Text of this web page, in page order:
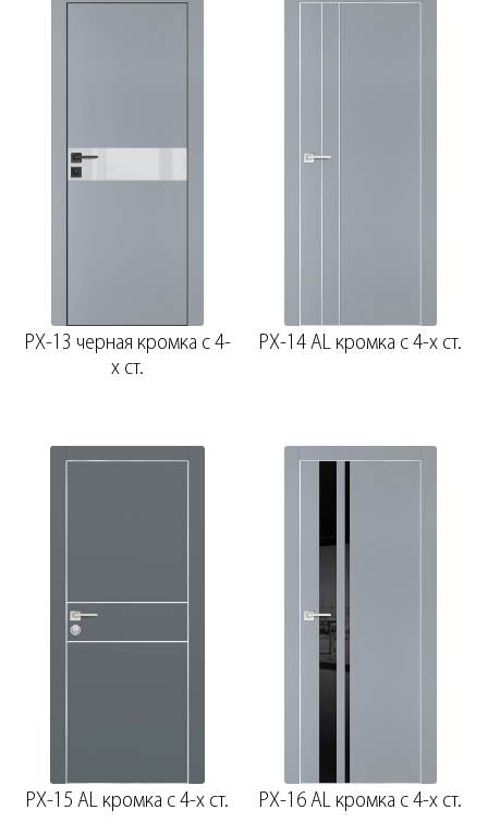
PX-13 черная кромка с 4-
х ст.
PX-14 AL кромка с 4-х ст.
PX-15 AL кромка с 4-х ст. PX-16 AL кромка с 4-х ст.